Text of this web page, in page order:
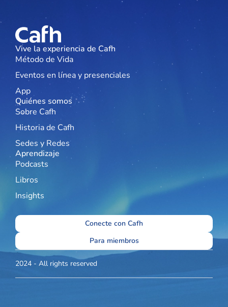
Vive la experiencia de Cafh
Método de Vida
Eventos en línea y presenciales
App
Quiénes somos
Sobre Cafh
Historia de Cafh
Sedes y Redes
Aprendizaje
Podcasts
Libros
Insights
Conecte con Cafh
Para miembros
2024 - All rights reserved